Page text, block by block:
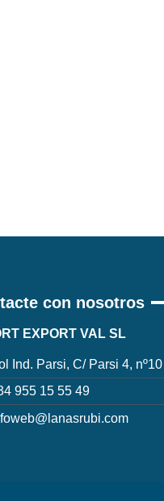
con nosotros
EXPORT VAL SL
Ind. Parsi, C/ Parsi 4,
955 15 55 49